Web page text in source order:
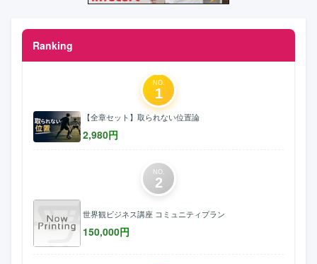
Ranking
NO.
1
【全章セット】取られない位置論
2,980円
NO.
2
世界観ビジネス講座 コミュニティプラン
150,000円